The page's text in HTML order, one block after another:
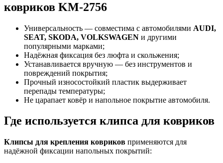
ковриков KM-2756
Универсальность — совместима с автомобилями AUDI,
SEAT, SKODA, VOLKSWAGEN и другими
популярными марками;
Надёжная фиксация без люфта и скольжения;
Устанавливается вручную — без инструментов и
повреждений покрытия;
Прочный износостойкий пластик выдерживает
перепады температуры;
Не царапает ковёр и напольное покрытие автомобиля.
Где используется клипса для ковриков
Клипсы для крепления ковриков применяются для
надёжной фиксации напольных покрытий: